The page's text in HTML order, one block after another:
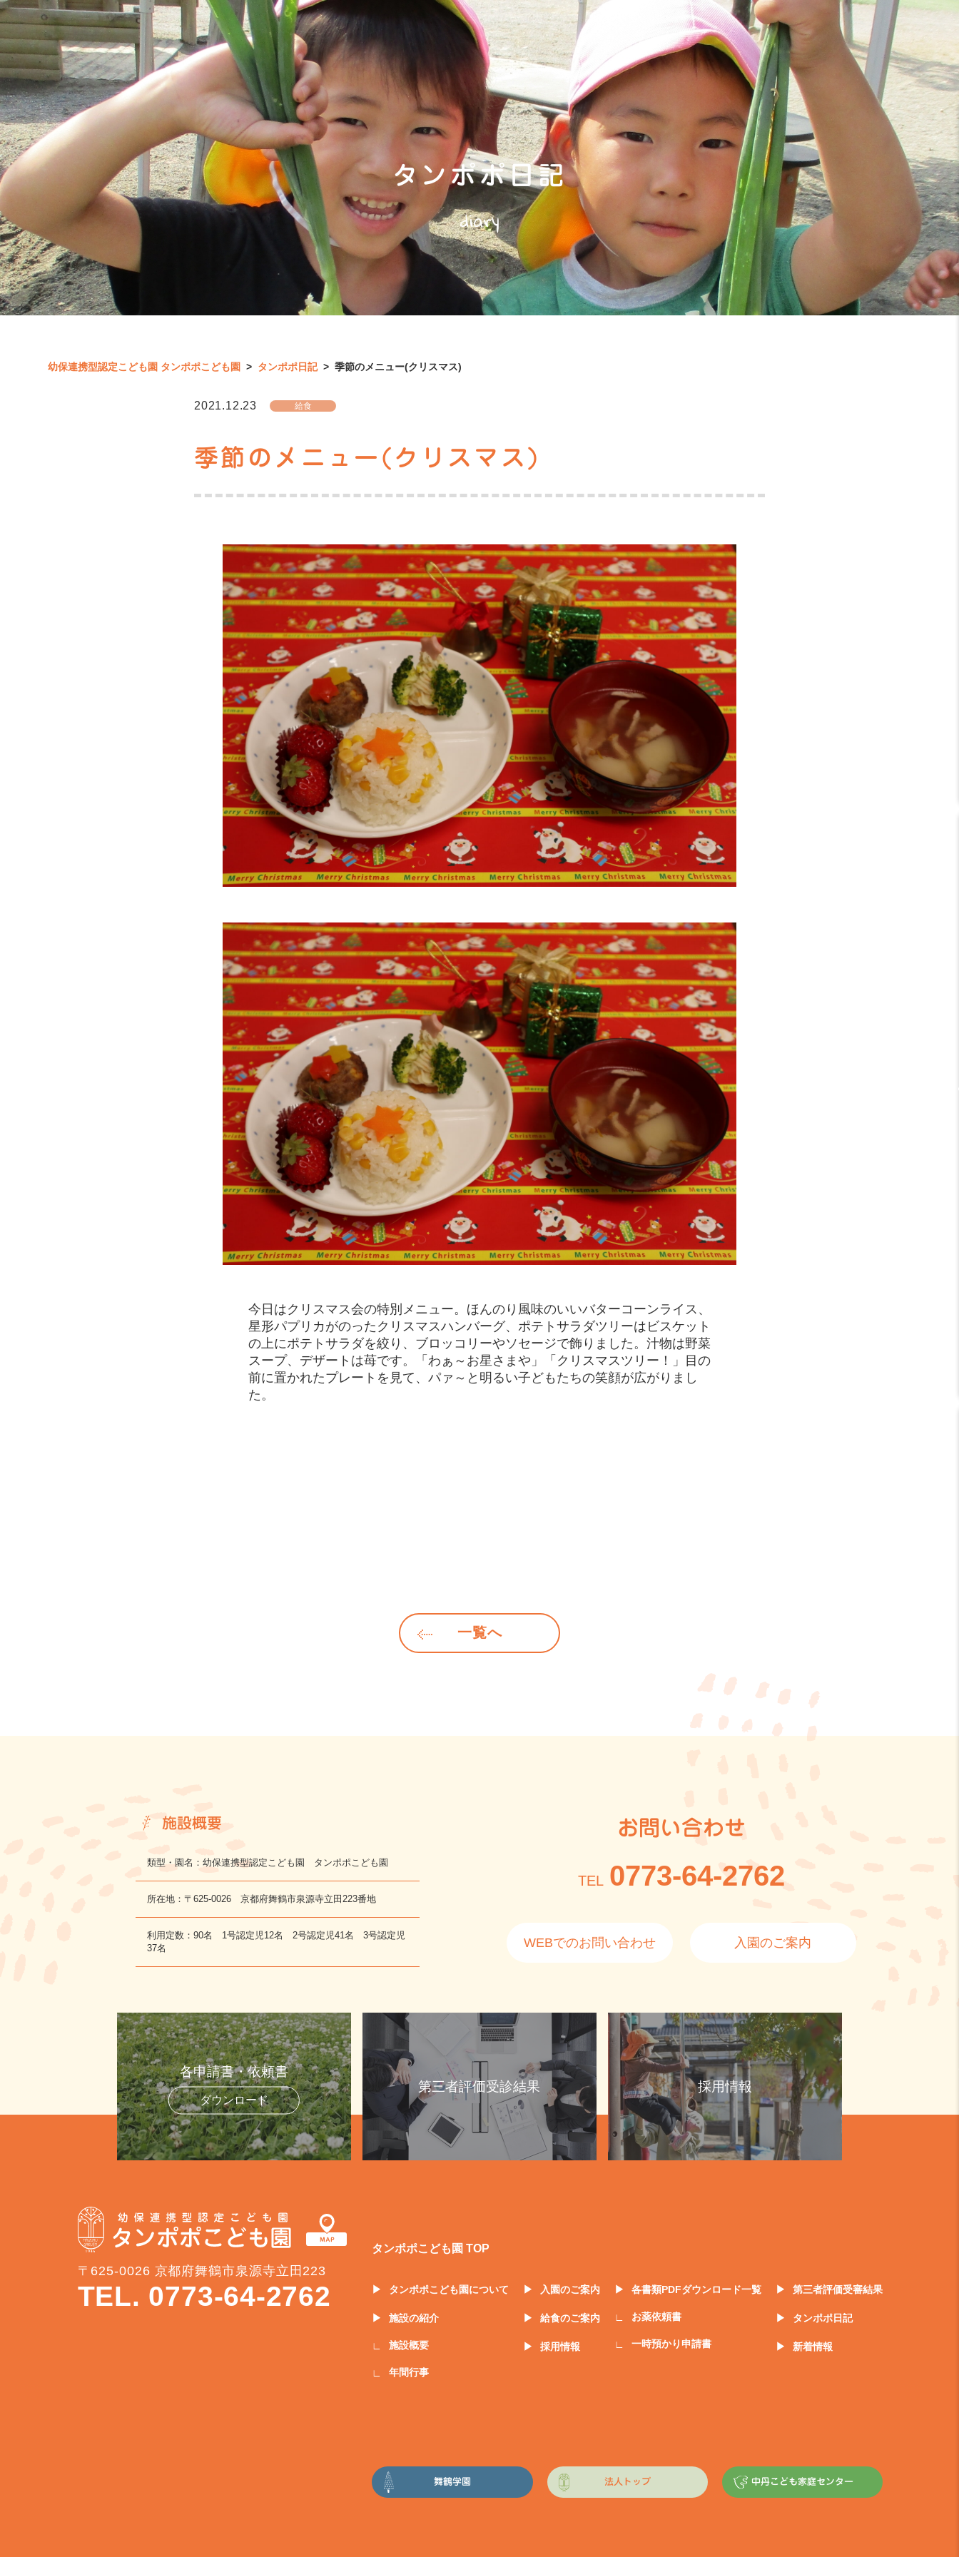
タンポポ日記
diary
幼保連携型認定こども園 タンポポこども園 > タンポポ日記 > 季節のメニュー(クリスマス)
2021.12.23 給食
季節のメニュー(クリスマス)
今日はクリスマス会の特別メニュー。ほんのり風味のいいバターコーンライス、
星形パプリカがのったクリスマスハンバーグ、ポテトサラダツリーはビスケット
の上にポテトサラダを絞り、ブロッコリーやソセージで飾りました。汁物は野菜
スープ、デザートは苺です。「わぁ～お星さまや」「クリスマスツリー！」目の
前に置かれたプレートを見て、パァ～と明るい子どもたちの笑顔が広がりまし
た。
一覧へ
施設概要
類型・園名：幼保連携型認定こども園 タンポポこども園
所在地：〒625-0026 京都府舞鶴市泉源寺立田223番地
利用定数：90名 1号認定児12名 2号認定児41名 3号認定児
37名
お問い合わせ
TEL 0773-64-2762
WEBでのお問い合わせ 入園のご案内
各申請書・依頼書
ダウンロード
第三者評価受診結果 採用情報
タンポポこども園 TOP
タンポポこども園について
施設の紹介
施設概要
年間行事
入園のご案内
給食のご案内
採用情報
各書類PDFダウンロード一覧
お薬依頼書
一時預かり申請書
第三者評価受審結果
タンポポ日記
新着情報
舞鶴学園 法人トップ 中丹こども家庭センター
〒625-0026 京都府舞鶴市泉源寺立田223
TEL. 0773-64-2762